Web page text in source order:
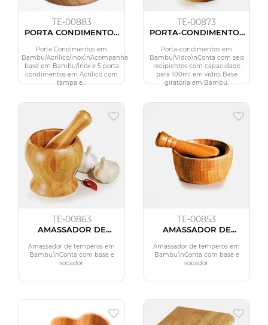
TE-00883
PORTA CONDIMENTOS
ACRÍLICO/INOX/BAMBU
- SALZBURGO - 6 PÇS
Porta Condimentos em
Bambu/Acrílico/Inox.\nAcompanha
base em Bambu/Inox e 5 porta
condimentos em Acrílico com
tampa e...
TE-00873
PORTA-CONDIMENTOS
- 7 PÇS
Porta-condimentos em
Bambu/Vidro.\nConta com seis
recipientes com capacidade
para 100ml em vidro; Base
giratória em Bambu.
TE-00863
AMASSADOR DE
PILÃO 14CM
Amassador de temperos em
Bambu.\nConta com base e
socador.
TE-00853
AMASSADOR DE
COM PILÃO DE 10CM
Amassador de temperos em
Bambu.\nConta com base e
socador.